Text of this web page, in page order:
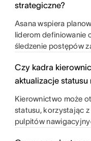
strategiczne?
Asana wspiera
liderom definiowanie
śledzenie postępów
Czy kadra
aktualizacje
Kierownictwo może
statusu, korzystając
pulpitów